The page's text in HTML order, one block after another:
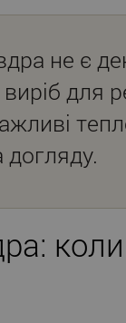
не є
для
догляду.